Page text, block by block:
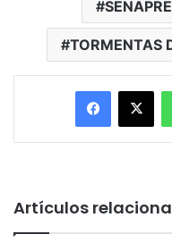
TORMENTAS
Facebook
X
Artículos